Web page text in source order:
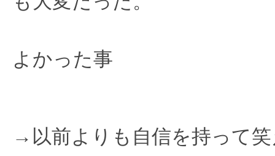
よかった事
→以前よりも自信を持って